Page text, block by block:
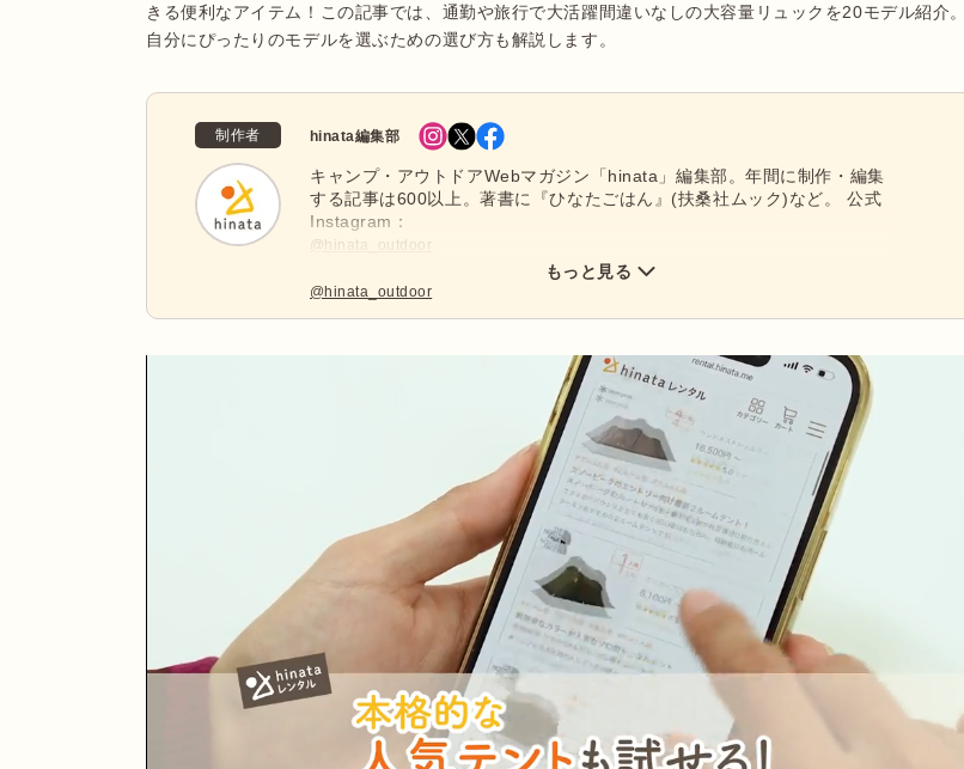
きる便利なアイテム！この記事では、通勤や旅行で大活躍間違いなしの大容量リュックを20モデル紹介。
自分にぴったりのモデルを選ぶための選び方も解説します。
制作者 hinata編集部
キャンプ・アウトドアWebマガジン「hinata」編集部。年間に制作・編集
する記事は600以上。著書に『ひなたごはん』(扶桑社ムック)など。 公式
Instagram：
@hinata_outdoor
@hinata_outdoor
もっと見る